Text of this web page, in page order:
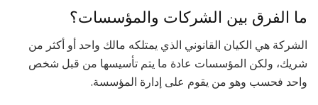
ما الفرق بين الشركات والمؤسسات؟
الشركة هي الكيان القانوني الذي يمتلكه مالك واحد أو أكثر من
شريك، ولكن المؤسسات عادة ما يتم تأسيسها من قبل شخص
واحد فحسب وهو من يقوم على إدارة المؤسسة.